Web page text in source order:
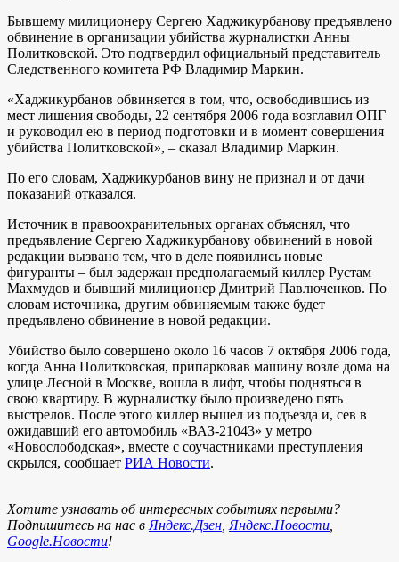
Бывшему милиционеру Сергею Хаджикурбанову предъявлено
обвинение в организации убийства журналистки Анны
Политковской. Это подтвердил официальный представитель
Следственного комитета РФ Владимир Маркин.
«Хаджикурбанов обвиняется в том, что, освободившись из
мест лишения свободы, 22 сентября 2006 года возглавил ОПГ
и руководил ею в период подготовки и в момент совершения
убийства Политковской», – сказал Владимир Маркин.
По его словам, Хаджикурбанов вину не признал и от дачи
показаний отказался.
Источник в правоохранительных органах объяснял, что
предъявление Сергею Хаджикурбанову обвинений в новой
редакции вызвано тем, что в деле появились новые
фигуранты – был задержан предполагаемый киллер Рустам
Махмудов и бывший милиционер Дмитрий Павлюченков. По
словам источника, другим обвиняемым также будет
предъявлено обвинение в новой редакции.
Убийство было совершено около 16 часов 7 октября 2006 года,
когда Анна Политковская, припарковав машину возле дома на
улице Лесной в Москве, вошла в лифт, чтобы подняться в
свою квартиру. В журналистку было произведено пять
выстрелов. После этого киллер вышел из подъезда и, сев в
ожидавший его автомобиль «ВАЗ-21043» у метро
«Новослободская», вместе с соучастниками преступления
скрылся, сообщает РИА Новости.
Хотите узнавать об интересных событиях первыми?
Подпишитесь на нас в Яндекс.Дзен Яндекс.Новости
Google.Новости!